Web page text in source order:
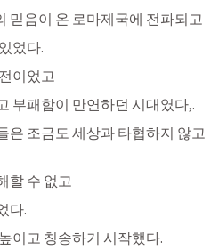
믿음이 온 로마제국에 전파되고
었다.
이었고
부패함이 만연하던 시대였다,.
조금도 세상과 타협하지 않고
할 수 없고
다.
이고 칭송하기 시작했다.